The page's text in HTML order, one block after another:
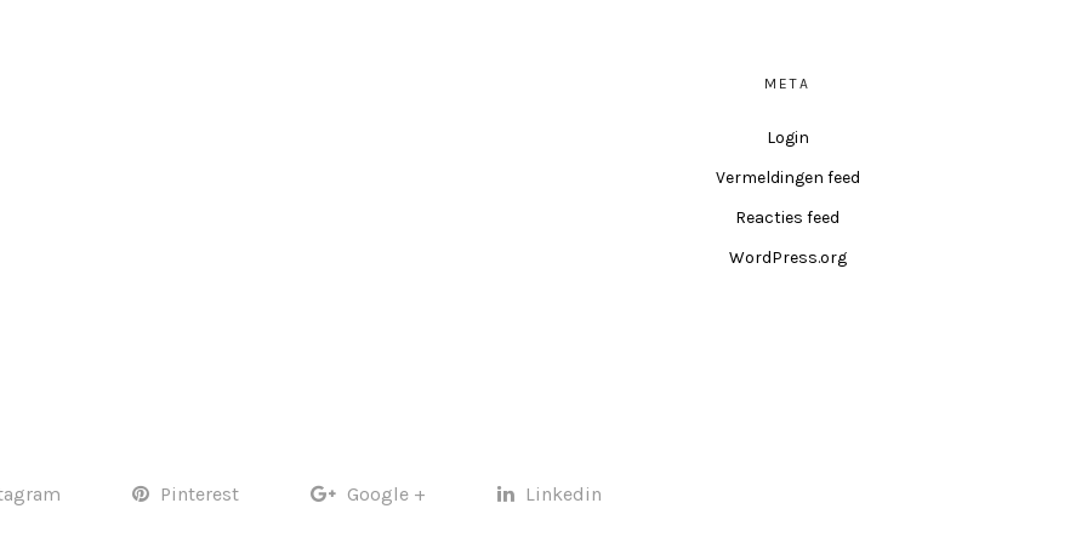
META
Login
Vermeldingen feed
Reacties feed
WordPress.org
Pinterest Google + Linkedin